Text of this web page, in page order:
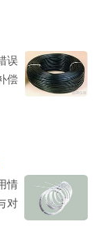
误
偿
情
对